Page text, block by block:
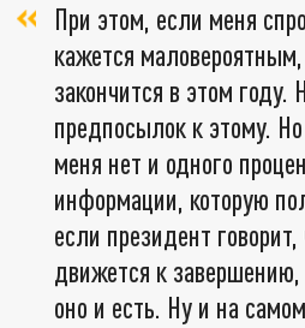
При этом, если меня
кажется
закончится в этом году.
предпосылок к этому.
меня нет и одного
информации, которую
если президент говорит,
движется к завершению,
оно и есть. Ну и на